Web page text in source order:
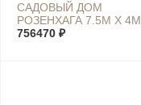
САДОВЫЙ ДОМ
РОЗЕНХАГА 7.5М Х 4М
756470 ₽